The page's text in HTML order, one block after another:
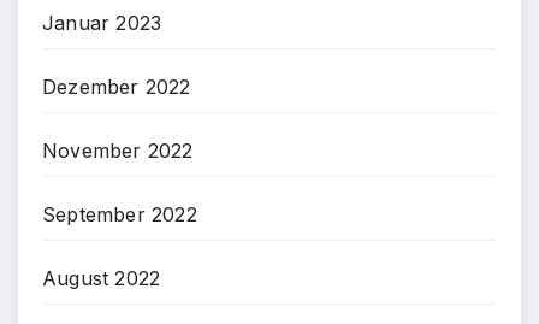
Januar 2023
Dezember 2022
November 2022
September 2022
August 2022